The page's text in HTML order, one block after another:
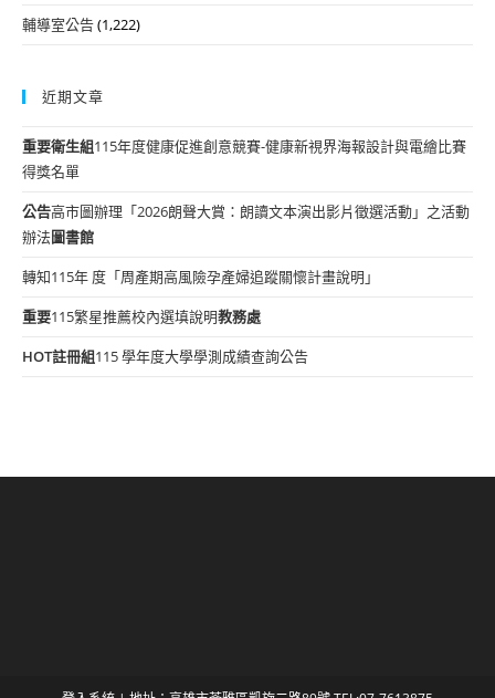
輔導室公告(1,222)
近期文章
重要衛生組115年度健康促進創意競賽-健康新視界海報設計與電繪比賽
得獎名單
公告高市圖辦理「2026朗聲大賞：朗讀文本演出影片徵選活動」之活動
辦法圖書館
轉知115年 度「周產期高風險孕產婦追蹤關懷計畫說明」
重要115繁星推薦校內選填說明教務處
HOT註冊組115 學年度大學學測成績查詢公告